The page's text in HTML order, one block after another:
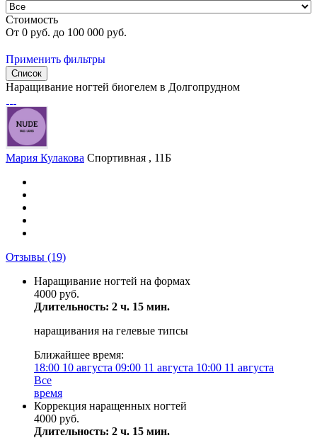
Стоимость
От 0 руб. до 100 000 руб.
Применить фильтры
Список
Наращивание ногтей биогелем в Долгопрудном
Мария Кулакова Спортивная , 11Б
Отзывы (19)
Наращивание ногтей на формах
4000 руб.
Длительность: 2 ч. 15 мин.
наращивания на гелевые типсы
Ближайшее время:
18:00 10 августа 09:00 11 августа 10:00 11 августа
Все
время
Коррекция наращенных ногтей
4000 руб.
Длительность: 2 ч. 15 мин.